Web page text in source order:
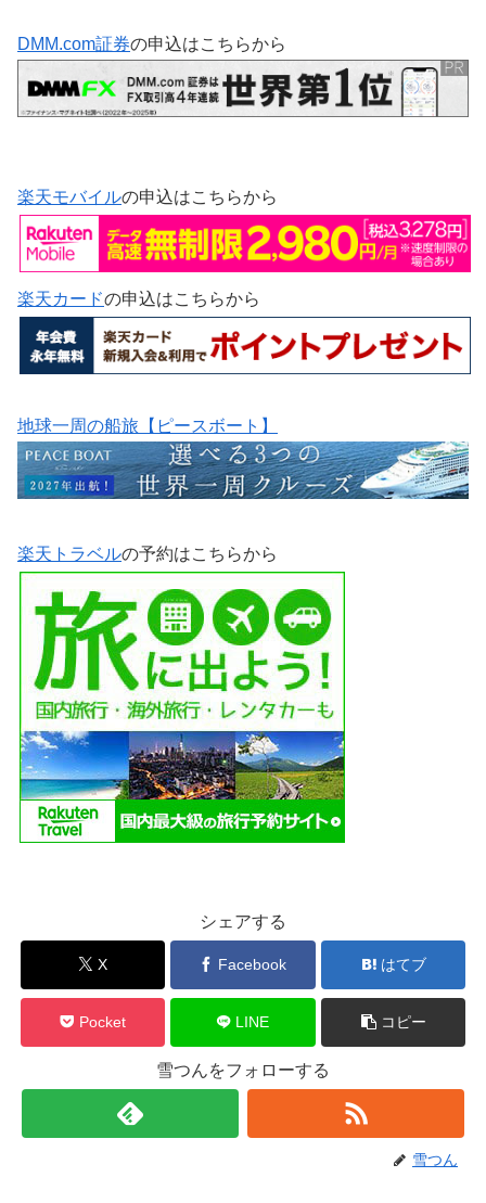
DMM.com証券の申込はこちらから
楽天モバイルの申込はこちらから
楽天カードの申込はこちらから
地球一周の船旅【ピースボート】
楽天トラベルの予約はこちらから
シェアする
X Facebook はてブ
Pocket LINE コピー
雪つんをフォローする
雪つん